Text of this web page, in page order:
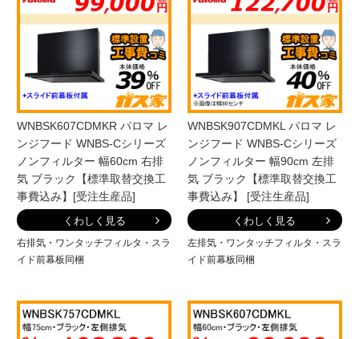
WNBSK607CDMKR パロマ レ
ンジフード WNBS-Cシリーズ
ノンフィルター 幅60cm 右排
気 ブラック【標準取替交換工
事費込み】[受注生産品]
くわしく見る
右排気・ワンタッチフィルタ・スラ
イド前幕板同梱
WNBSK907CDMKL パロマ レ
ンジフード WNBS-Cシリーズ
ノンフィルター 幅90cm 左排
気 ブラック【標準取替交換工
事費込み】 [受注生産品]
くわしく見る
左排気・ワンタッチフィルタ・スラ
イド前幕板同梱